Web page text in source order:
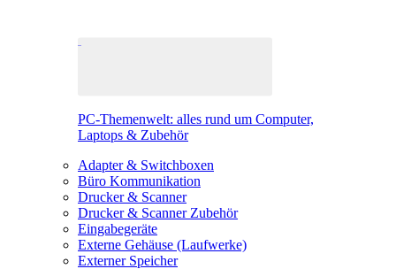
PC-Themenwelt: alles rund um Computer,
Laptops & Zubehör
Adapter & Switchboxen
Büro Kommunikation
Drucker & Scanner
Drucker & Scanner Zubehör
Eingabegeräte
Externe Gehäuse (Laufwerke)
Externer Speicher